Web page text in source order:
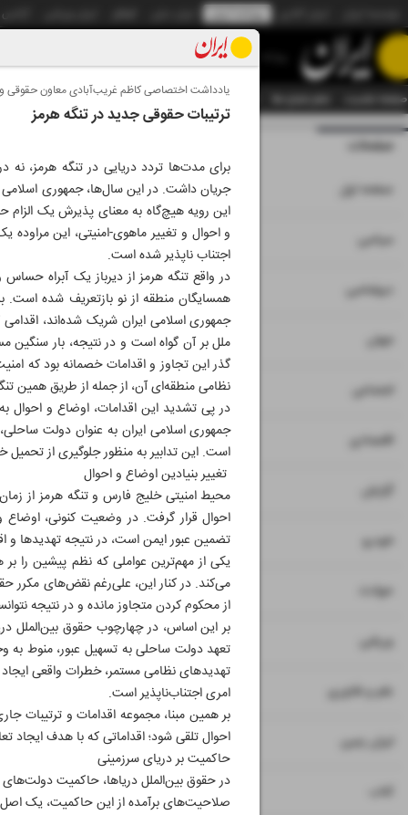
صفحه نخست تمام ویژه نامه ها آرشیو سازمان آگهی‌ها دستیار
یادداشت اختصاصی کاظم غریب‌آبادی معاون حقوقی و
ترتیبات حقوقی جدید در تنگه هرمز
جریان داشت. در این سال‌ها، جمهوری اسلامی
این رویه هیچ‌گاه به معنای پذیرش یک الزام
و احوال و تغییر ماهوی-امنیتی، این
اجتناب ناپذیر شده است.
در واقع تنگه هرمز از دیرباز یک آبراه
همسایگان منطقه از نو بازتعریف شده
ملل بر آن گواه است و در نتیجه، بار
گذر این تجاوز و اقدامات خصمانه بود که
نظامی منطقه‌ای آن، از جمله از طریق همین
در پی تشدید این اقدامات، اوضاع و
جمهوری اسلامی ایران به عنوان دولت
است. این تدابیر به منظور جلوگیری از
تغییر بنیادین اوضاع و احوال
محیط امنیتی خلیج فارس و تنگه هرمز از
احوال قرار گرفت. در وضعیت کنونی، اوضاع
تضمین عبور ایمن است، در نتیجه تهدیدها و اقدامات مکرر ناقض بند ۴ از
یکی از مهم‌ترین عواملی که نظم پیشین را بر
می‌کند. در کنار این، علی‌رغم نقض‌های مکرر
از محکوم کردن متجاوز مانده و در نتیجه
بر این اساس، در چهارچوب حقوق بین‌الملل
تعهد دولت ساحلی به تسهیل عبور، منوط به
تهدیدهای نظامی مستمر، خطرات واقعی ایجاد
امری اجتناب‌ناپذیر است.
بر همین مبنا، مجموعه اقدامات و ترتیبات
احوال تلقی شود؛ اقداماتی که با هدف ایجاد
حاکمیت بر دریای سرزمینی
در حقوق بین‌الملل دریاها، حاکمیت
صلاحیت‌های برآمده از این‌ حاکمیت، یک اصل
صفحات
صفحه اول ۱
سیاسی ۲ ۳
دیپلماسی ۴
جهان ۵
اجتماعی ۶
اقتصادی ۷ ۸
گزارش ۹
خودرو ۱۰
حوادث ۱۱
ورزشی ۱۲
علم و فناوری ۱۳
ایران زمین ۱۴
کتاب ۱۵